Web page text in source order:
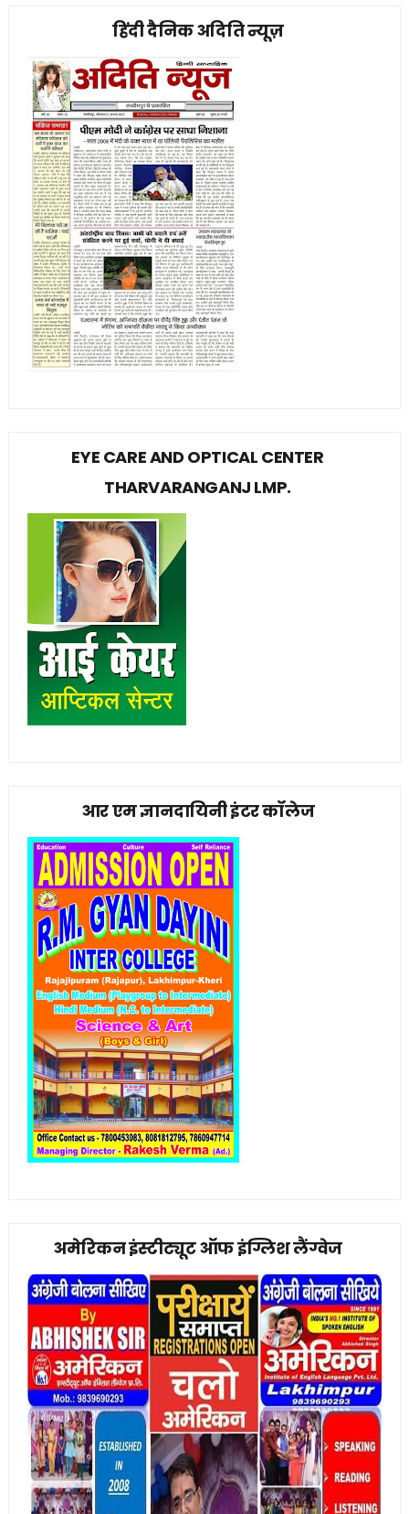
हिंदी दैनिक अदिति न्यूज़
EYE CARE AND OPTICAL CENTER
THARVARANGANJ LMP.
आर एम ज्ञानदायिनी इंटर कॉलेज
अमेरिकन इंस्टीट्यूट ऑफ इंग्लिश लैंग्वेज